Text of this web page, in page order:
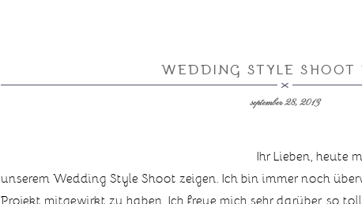
WEDDING STYLE SHOOT
september 28, 2013
Ihr Lieben, heute
unserem Wedding Style Shoot zeigen. Ich bin immer noch
Projekt mitgewirkt zu haben. Ich freue mich sehr darüber, so